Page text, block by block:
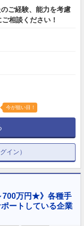
ご経験、能力を考慮
相談ください！
今が狙い目！
イン）
700万円★》各種手
ートしている企業